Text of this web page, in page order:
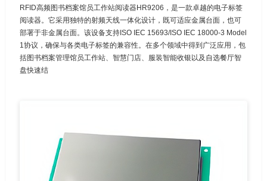
RFID高频图书档案馆员工作站阅读器HR9206，是一款卓越的电子标签
阅读器。它采用独特的射频天线一体化设计，既可适应金属台面，也可
部署于非金属台面。该设备支持ISO IEC 15693/ISO IEC 18000-3 Model
1协议，确保与各类电子标签的兼容性。在多个领域中得到广泛应用，包
括图书档案管理馆员工作站、智慧门店、服装智能收银以及自选餐厅智
盘快速结